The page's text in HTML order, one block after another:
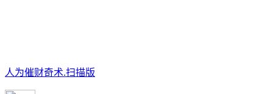
人为催财奇术.扫描版